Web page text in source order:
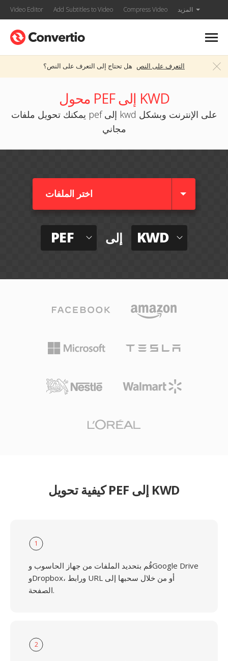
Video Editor Add Subtitles to Video Compress Video المزيد
هل تحتاج إلى التعرف على النص؟ التعرف على النص
محول PEF إلى KWD
يمكنك تحويل ملفات pef إلى kwd على الإنترنت وبشكل
مجاني
اختر الملفات
PEF إلى KWD
كيفية تحويل PEF إلى KWD
1
قُم بتحديد الملفات من جهاز الحاسوب وGoogle Drive
وDropbox، ورابط URL أو من خلال سحبها إلى
الصفحة.
2